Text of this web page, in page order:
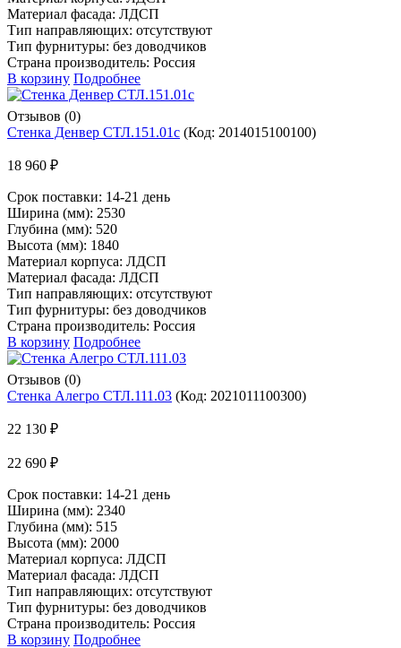
Материал фасада: ЛДСП
Тип направляющих: отсутствуют
Тип фурнитуры: без доводчиков
Страна производитель: Россия
В корзину Подробнее
Отзывов (0)
Стенка Денвер СТЛ.151.01с (Код: 2014015100100)
18 960 ₽
Срок поставки: 14-21 день
Ширина (мм): 2530
Глубина (мм): 520
Высота (мм): 1840
Материал корпуса: ЛДСП
Материал фасада: ЛДСП
Тип направляющих: отсутствуют
Тип фурнитуры: без доводчиков
Страна производитель: Россия
В корзину Подробнее
Отзывов (0)
Стенка Алегро СТЛ.111.03 (Код: 2021011100300)
22 130 ₽
22 690 ₽
Срок поставки: 14-21 день
Ширина (мм): 2340
Глубина (мм): 515
Высота (мм): 2000
Материал корпуса: ЛДСП
Материал фасада: ЛДСП
Тип направляющих: отсутствуют
Тип фурнитуры: без доводчиков
Страна производитель: Россия
В корзину Подробнее